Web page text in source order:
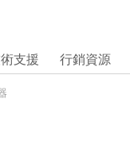
支援 行銷資源